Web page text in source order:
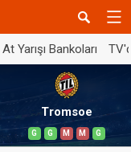
At Yarışı Bankoları
Tromsoe
G G M M G